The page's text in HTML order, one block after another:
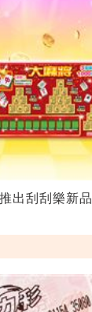
出刮刮樂新品